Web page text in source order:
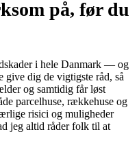
på, før du
i hele Danmark — og
dig de vigtigste råd, så
og samtidig får løst
parcelhuse, rækkehuse og
risici og muligheder
jeg altid råder folk til at